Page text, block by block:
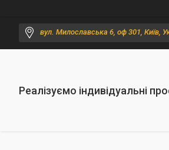
вул. Милославська 6, оф 301, Київ,
Реалізуємо індивідуальні